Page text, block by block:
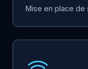
Mise en place de